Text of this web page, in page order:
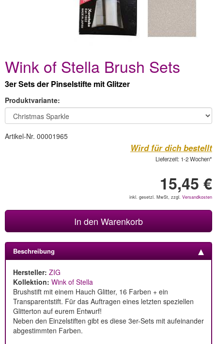
Wink of Stella Brush Sets
3er Sets der Pinselstifte mit Glitzer
Produktvariante:
Artikel-Nr. 00001965
Wird für dich bestellt
Lieferzeit: 1-2 Wochen*
15,45 €
inkl. gesetzl. MwSt, zzgl. Versandkosten
In den Warenkorb
Beschreibung
Hersteller: ZIG
Kollektion: Wink of Stella
Brushstift mit einem Hauch Glitter, 16 Farben + ein
Transparentstift. Für das Auftragen eines letzten speziellen
Glitterton auf eurem Entwurf!
Neben den Einzelstiften gibt es diese 3er-Sets mit aufeinander
abgestimmten Farben.